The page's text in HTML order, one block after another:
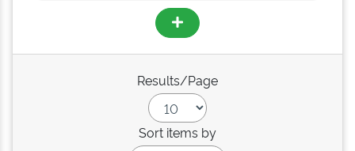
Results/Page
Sort items by